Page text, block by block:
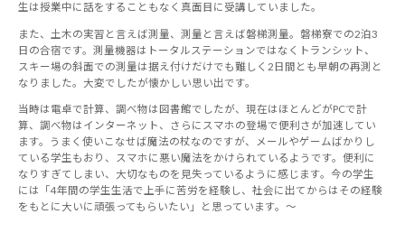
生は授業中に話をすることもなく真面目に受講していました。
また、土木の実習と言えば測量、測量と言えば磐梯測量。磐梯寮での2泊3
日の合宿です。測量機器はトータルステーションではなくトランシット、
スキー場の斜面での測量は据え付けだけでも難しく2日間とも早朝の再測と
なりました。大変でしたが懐かしい思い出です。
当時は電卓で計算、調べ物は図書館でしたが、現在はほとんどがPCで計
算、調べ物はインターネット、さらにスマホの登場で便利さが加速してい
ます。うまく使いこなせば魔法の杖なのですが、メールやゲームばかりし
ている学生もおり、スマホに悪い魔法をかけられているようです。便利に
なりすぎてしまい、大切なものを見失っているように感じます。今の学生
には「4年間の学生生活で上手に苦労を経験し、社会に出てからはその経験
をもとに大いに頑張ってもらいたい」と思っています。～